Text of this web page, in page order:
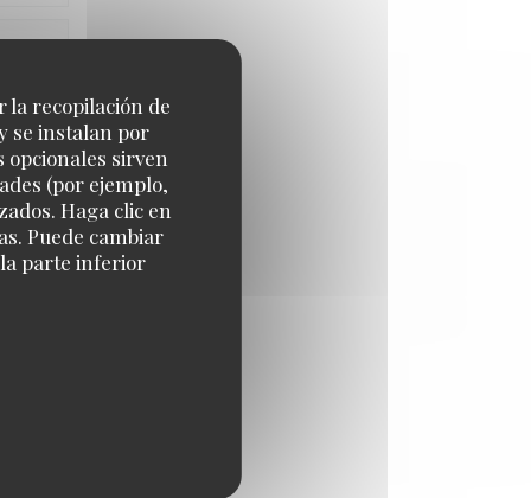
la recopilación de
se instalan por
opcionales sirven
(por ejemplo,
Haga clic en
Puede cambiar
la parte inferior
: 5/5